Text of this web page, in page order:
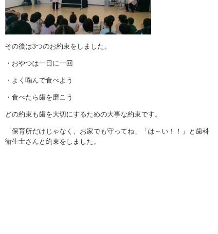
その後は3つのお約束をしました。
・おやつは一日に一回
・よく噛んで食べよう
・食べたら歯を磨こう
どの約束も歯を大切にするための大事な約束です。
「保育所だけじゃなく、お家でも守ってね」「は～い！！」と歯科
衛生士さんと約束をしました。